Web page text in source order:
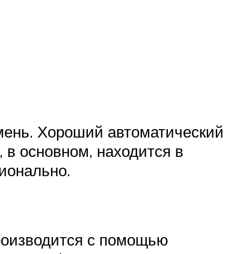
Хороший автоматический
основном, находится в
с помощью